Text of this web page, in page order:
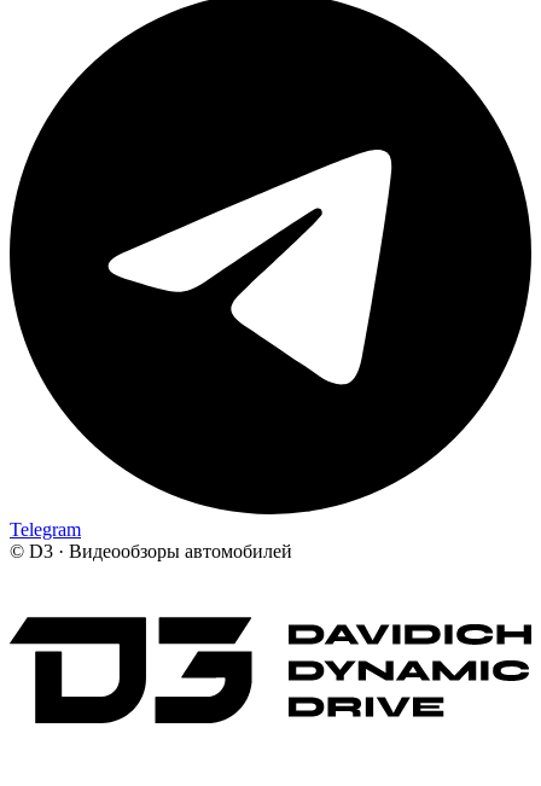
Telegram
© D3 · Видеообзоры автомобилей